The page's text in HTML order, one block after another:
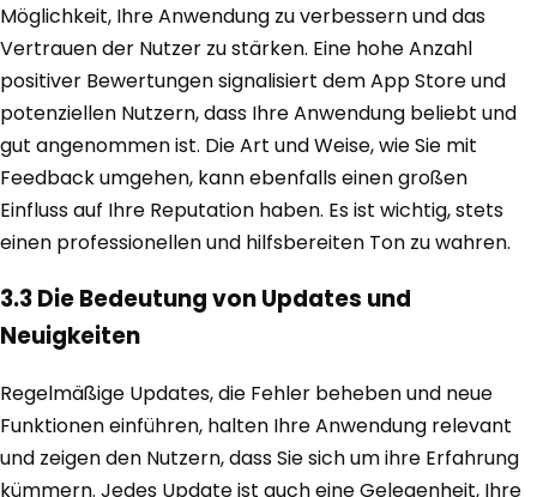
Möglichkeit, Ihre Anwendung zu verbessern und das
Vertrauen der Nutzer zu stärken. Eine hohe Anzahl
positiver Bewertungen signalisiert dem App Store und
potenziellen Nutzern, dass Ihre Anwendung beliebt und
gut angenommen ist. Die Art und Weise, wie Sie mit
Feedback umgehen, kann ebenfalls einen großen
Einfluss auf Ihre Reputation haben. Es ist wichtig, stets
einen professionellen und hilfsbereiten Ton zu wahren.
3.3 Die Bedeutung von Updates und
Neuigkeiten
Regelmäßige Updates, die Fehler beheben und neue
Funktionen einführen, halten Ihre Anwendung relevant
und zeigen den Nutzern, dass Sie sich um ihre Erfahrung
kümmern. Jedes Update ist auch eine Gelegenheit, Ihre